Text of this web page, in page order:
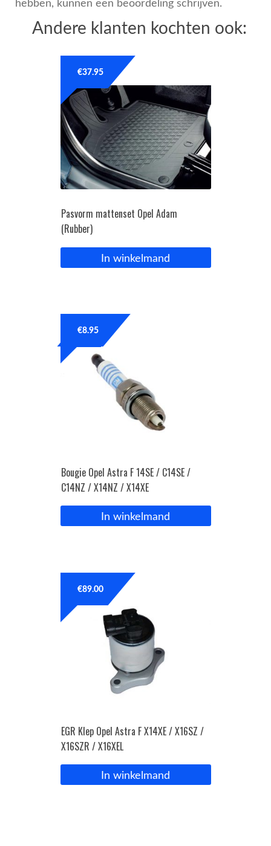
hebben, kunnen een beoordeling schrijven.
Andere klanten kochten ook:
Pasvorm mattenset Opel Adam
(Rubber)
€37.95
In winkelmand
Bougie Opel Astra F 14SE / C14SE /
C14NZ / X14NZ / X14XE
€8.95
In winkelmand
EGR Klep Opel Astra F X14XE / X16SZ /
X16SZR / X16XEL
€89.00
In winkelmand